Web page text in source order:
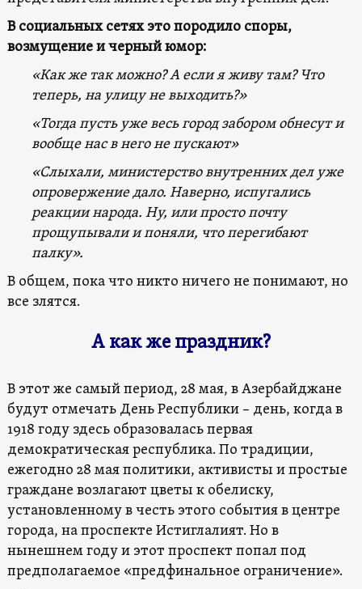
В социальных сетях это породило споры,
возмущение и черный юмор:
«Как же так можно? А если я живу там? Что
теперь, на улицу не выходить?»
«Тогда пусть уже весь город забором обнесут и
вообще нас в него не пускают»
«Слыхали, министерство внутренних дел уже
опровержение дало. Наверно, испугались
реакции народа. Ну, или просто почту
прощупывали и поняли, что перегибают
палку».
В общем, пока что никто ничего не понимают, но
все злятся.
А как же праздник?
В этот же самый период, 28 мая, в Азербайджане
будут отмечать День Республики – день, когда в
1918 году здесь образовалась первая
демократическая республика. По традиции,
ежегодно 28 мая политики, активисты и простые
граждане возлагают цветы к обелиску,
установленному в честь этого события в центре
города, на проспекте Истиглалият. Но в
нынешнем году и этот проспект попал под
предполагаемое «предфинальное ограничение».